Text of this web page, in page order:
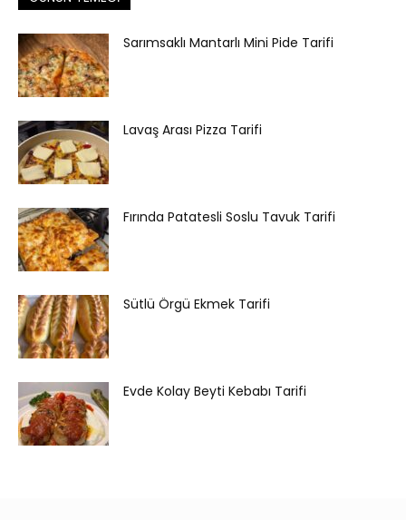
Sarımsaklı Mantarlı Mini Pide Tarifi
Lavaş Arası Pizza Tarifi
Fırında Patatesli Soslu Tavuk Tarifi
Sütlü Örgü Ekmek Tarifi
Evde Kolay Beyti Kebabı Tarifi